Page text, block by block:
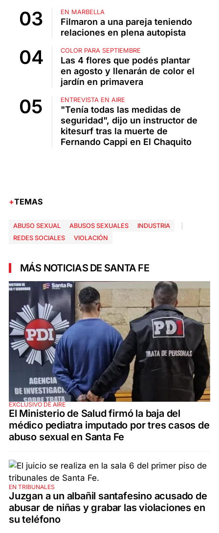
EN MARBELLA
Filmaron a una pareja teniendo
relaciones en plena autopista
COLOR PARA SEPTIEMBRE
Las 4 flores que podés plantar
en agosto y llenarán de color el
jardín en primavera
ENTREVISTA EN AIRE
"Tenía todas las medidas de
seguridad", dijo un instructor de
kitesurf tras la muerte de
Fernando Cappi en El Chaquito
TEMAS
ABUSO SEXUAL ABUSOS SEXUALES
INDUSTRIA
REDES SOCIALES
VIOLACIÓN
MÁS NOTICIAS DE SANTA FE
EXCLUSIVO DE AIRE
El Ministerio de Salud firmó la baja del
médico pediatra imputado por tres casos de
abuso sexual en Santa Fe
EN TRIBUNALES
Juzgan a un albañil santafesino acusado de
abusar de niñas y grabar las violaciones en
su teléfono